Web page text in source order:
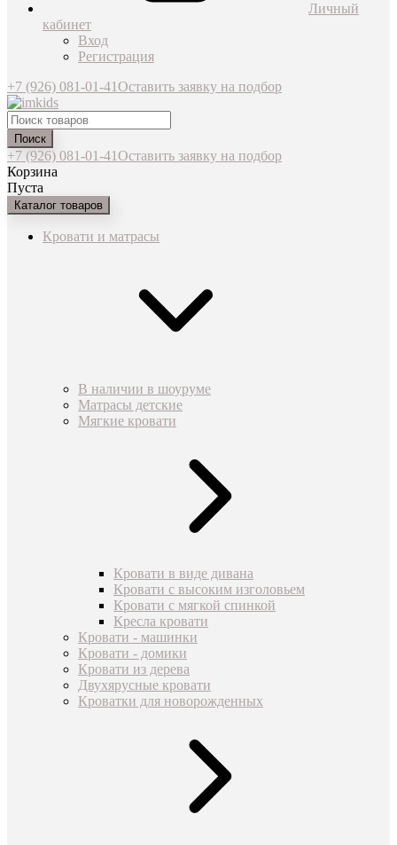
Личный
кабинет
Вход
Регистрация
+7 (926) 081-01-41Оставить заявку на подбор
Поиск
+7 (926) 081-01-41Оставить заявку на подбор
Корзина
Пуста
Каталог товаров
Кровати и матрасы
В наличии в шоуруме
Матрасы детские
Мягкие кровати
Кровати в виде дивана
Кровати с высоким изголовьем
Кровати с мягкой спинкой
Кресла кровати
Кровати - машинки
Кровати - домики
Кровати из дерева
Двухярусные кровати
Кроватки для новорожденных